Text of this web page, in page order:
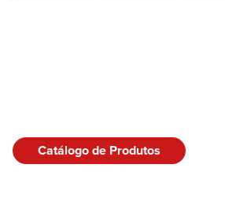
Catálogo de Produtos